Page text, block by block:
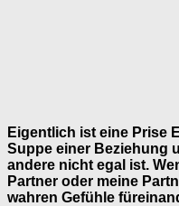
Eigentlich ist eine Prise
Suppe einer Beziehung
andere nicht egal ist.
Partner oder meine
wahren Gefühle